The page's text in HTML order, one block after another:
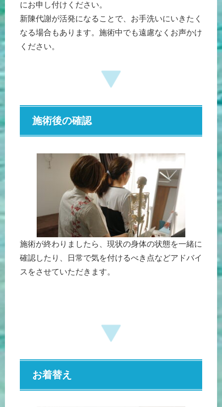
にお申し付けください。
新陳代謝が活発になることで、お手洗いにいきたく
なる場合もあります。施術中でも遠慮なくお声かけ
ください。
施術後の確認
施術が終わりましたら、現状の身体の状態を一緒に
確認したり、日常で気を付けるべき点などアドバイ
スをさせていただきます。
お着替え